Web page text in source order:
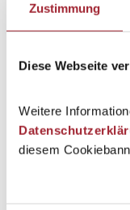
Zustimmung
Diese Webseite
Weitere
diesem
Es weihnachtet
Schuljahr 2024/25 By